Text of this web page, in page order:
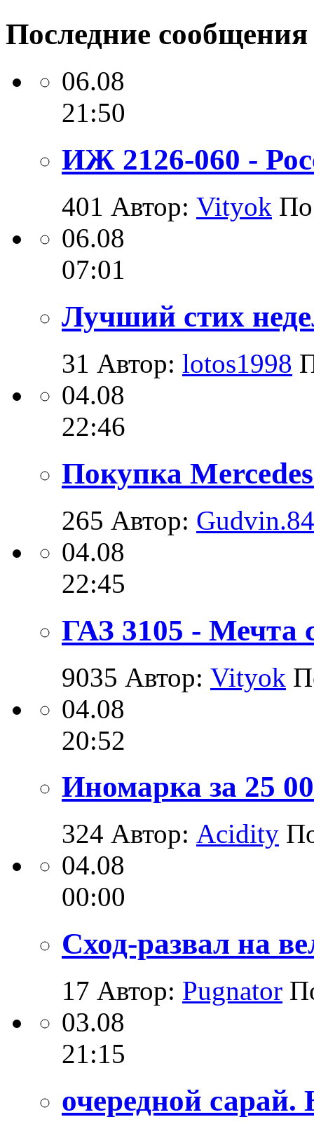
Последние сообщения
06.08
21:50
ИЖ 2126-060 -
401 Автор: Vityok
06.08
07:01
Лучший стих
31 Автор: lotos1998
04.08
22:46
Покупка
265 Автор: Gudvin.84
04.08
22:45
ГАЗ 3105 - Мечта
9035 Автор: Vityok
04.08
20:52
Иномарка за 25
324 Автор: Acidity
04.08
00:00
Сход-развал на
17 Автор: Pugnator
03.08
21:15
очередной